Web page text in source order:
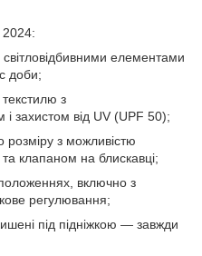
2024:
елементами
доби;
з
захистом від UV (UPF 50);
розміру з можливістю
клапаном на блискавці;
включно з
регулювання;
під підніжкою — завжди